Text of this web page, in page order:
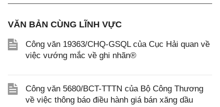
VĂN BẢN CÙNG LĨNH VỰC
Công văn 19363/CHQ-GSQL của Cục Hải quan về
việc vướng mắc về ghi nhãn®
Công văn 5680/BCT-TTTN của Bộ Công Thương
về việc thông báo điều hành giá bán xăng dầu